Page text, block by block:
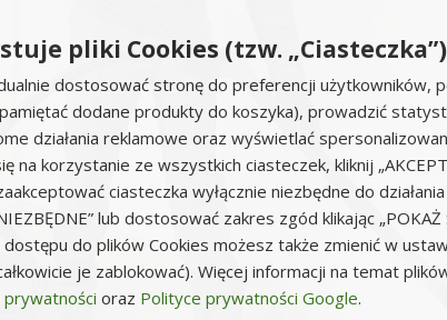
pliki Cookies (tzw. „Ciasteczka”)
dostosować stronę do preferencji użytkowników,
dodane produkty do koszyka), prowadzić
działania reklamowe oraz wyświetlać
na korzystanie ze wszystkich ciasteczek, kliknij
ciasteczka wyłącznie niezbędne do
lub dostosować zakres zgód klikając „POKAŻ
do plików Cookies możesz także zmienić w
je zablokować). Więcej informacji na temat
oraz Polityce prywatności Google.